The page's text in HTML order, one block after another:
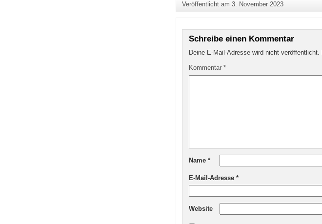
Veröffentlicht am3. November 2023
Schreibe einen Kommentar
Deine E-Mail-Adresse wird nicht veröffentlicht.
Kommentar*
Name*
E-Mail-Adresse*
Website